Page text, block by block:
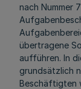
nach Nummer
übertragene
aufführen. In
grundsätzlich
Beschäftigten